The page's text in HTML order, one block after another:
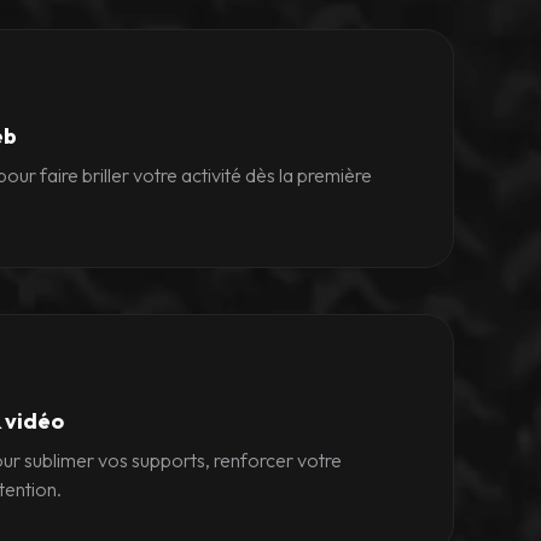
faire briller votre activité dès la première
vidéo
sublimer vos supports, renforcer votre